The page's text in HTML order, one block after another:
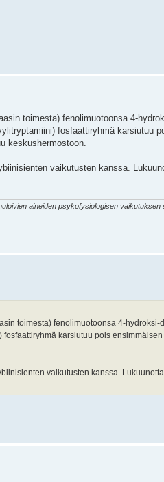
toimesta) fenolimuotoonsa 4-
fosfaattiryhmä karsiutuu
keskushermostoon.
vaikutusten kanssa.
aineiden psykofysiologisen
toimesta) fenolimuotoonsa 4-
karsiutuu pois
vaikutusten kanssa.